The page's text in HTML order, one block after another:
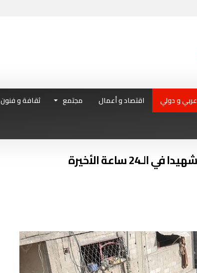
عربي و دولي اقتصاد و أعمال مجتمع ثقافة و فنون